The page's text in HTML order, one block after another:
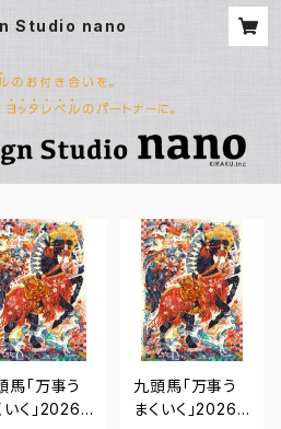
Studio nano
馬「万事う
いく」2026
九頭馬「万事う
まくいく」2026